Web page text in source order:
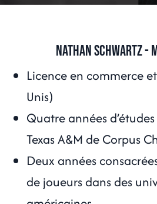
Nathan Schwartz -
Licence en commerce
Unis)
Quatre années
Texas A&M de Corpus
Deux années
de joueurs dans des